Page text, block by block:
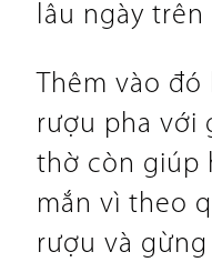
lâu ngày trên
Thêm vào
rượu pha với
thờ còn giúp
mắn vì theo
rượu và